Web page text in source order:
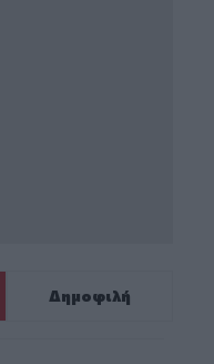
Δημοφιλή